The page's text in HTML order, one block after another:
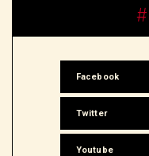
Facebook
Twitter
Youtube